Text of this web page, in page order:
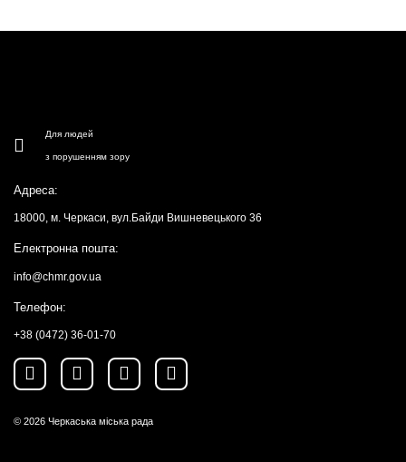
Для людей
з порушенням зору
Адреса:
18000, м. Черкаси, вул.Байди Вишневецького 36
Електронна пошта:
info@chmr.gov.ua
Телефон:
+38 (0472) 36-01-70
© 2026 Черкаська міська рада